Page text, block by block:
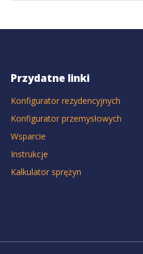
Przydatne linki
Konfigurator rezydencyjnych
Konfigurator przemysłowych
Wsparcie
Instrukcje
Kalkulator sprężyn